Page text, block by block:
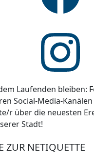
Laufenden bleiben:
Social-Media-
r über die neuesten
Stadt!
ZUR NETIQUETTE